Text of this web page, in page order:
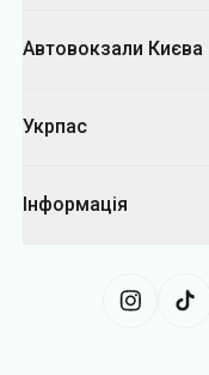
Автовокзали Києва
Укрпас
Інформація